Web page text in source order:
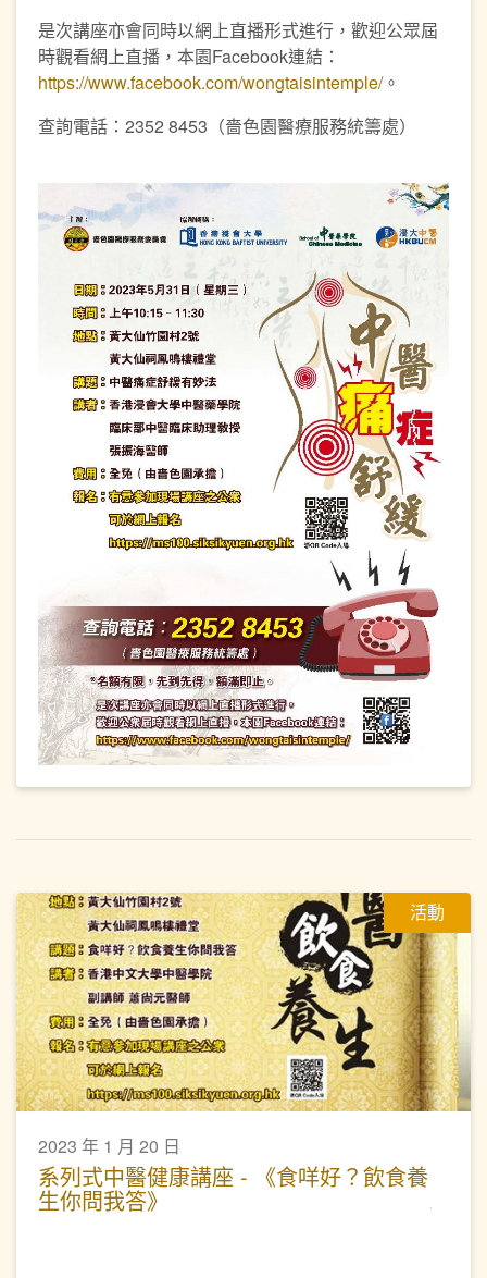
是次講座亦會同時以網上直播形式進行，歡迎公眾屆
時觀看網上直播，本園Facebook連結：
https://www.facebook.com/wongtaisintemple/。
查詢電話：2352 8453（嗇色園醫療服務統籌處）
活動
2023 年 1 月 20 日
系列式中醫健康講座 - 《食咩好？飲食養
生你問我答》